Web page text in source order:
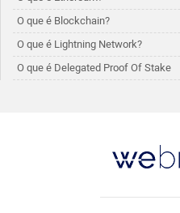
O que é Blockchain?
O que é Lightning Network?
O que é Delegated Proof Of Stake